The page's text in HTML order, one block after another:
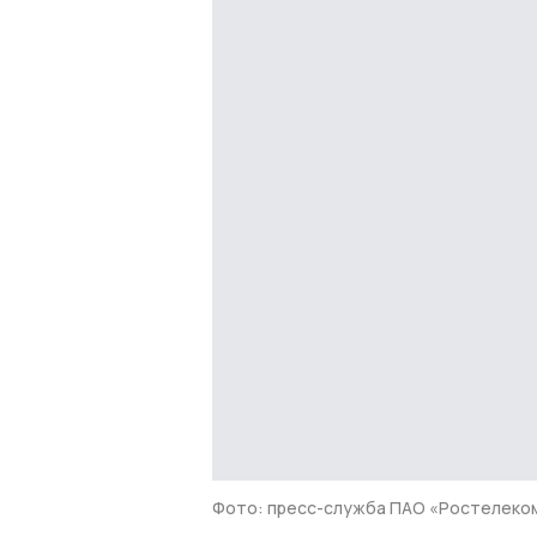
Фото: пресс-служба ПАО